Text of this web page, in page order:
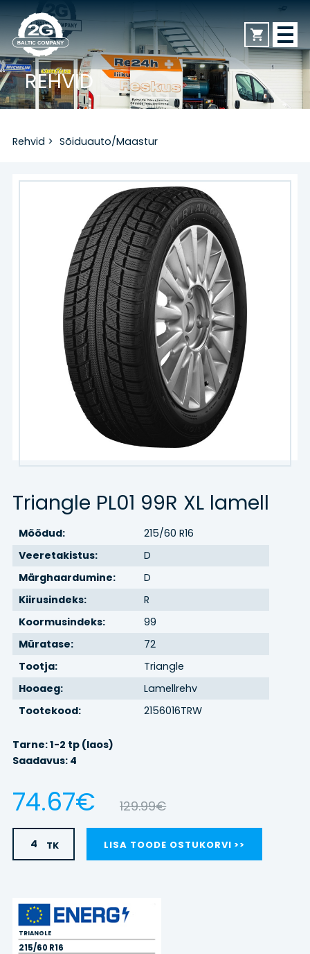
REHVID
Sõiduauto/Maastur
Veoauto
Mootorratas
Kaubik
Agro/tööstus
Veljed
VELJED
Hinnakiri
Rehvitööd
Rehvihotell
BRONEERI
REHVIVAHETUS
Rehvid > Sõiduauto/Maastur
Triangle PL01 99R XL lamell
Mõõdud:
215/60 R16
Veeretakistus:
D
Märghaardumine:
D
Kiirusindeks:
R
Koormusindeks:
99
Müratase:
72
Tootja:
Triangle
Hooaeg:
Lamellrehv
Tootekood:
2156016TRW
Tarne: 1-2 tp (laos)
Saadavus: 4
74.67€ 129.99€
TK LISA TOODE OSTUKORVI
TRIANGLE
215/60 R16